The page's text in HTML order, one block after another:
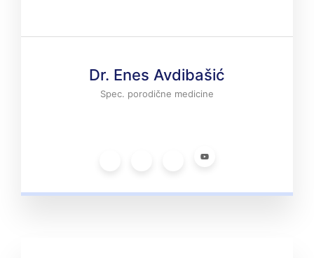
Dr. Enes Avdibašić
Spec. porodične medicine